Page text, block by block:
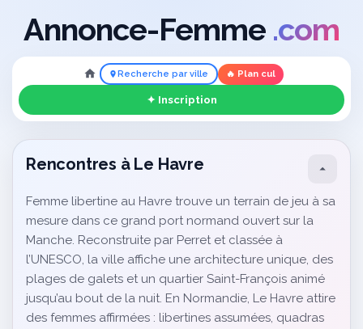
Annonce-Femme .com
Recherche par ville 🔥 Plan cul
✦ Inscription
Rencontres à Le Havre
Femme libertine au Havre trouve un terrain de jeu à sa
mesure dans ce grand port normand ouvert sur la
Manche. Reconstruite par Perret et classée à
l’UNESCO, la ville affiche une architecture unique, des
plages de galets et un quartier Saint-François animé
jusqu’au bout de la nuit. En Normandie, Le Havre attire
des femmes affirmées : libertines assumées, quadras